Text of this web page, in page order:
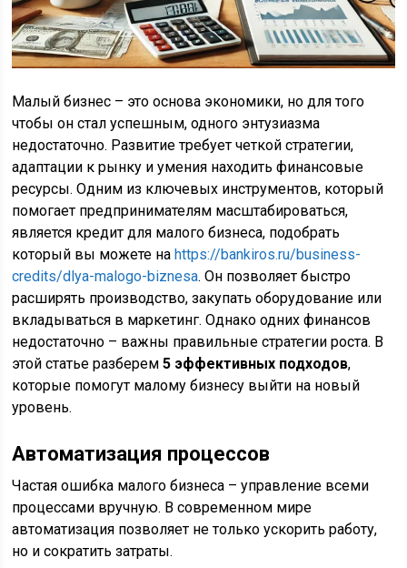
Малый бизнес – это основа экономики, но для того
чтобы он стал успешным, одного энтузиазма
недостаточно. Развитие требует четкой стратегии,
адаптации к рынку и умения находить финансовые
ресурсы. Одним из ключевых инструментов, который
помогает предпринимателям масштабироваться,
является кредит для малого бизнеса, подобрать
который вы можете наhttps://bankiros.ru/business-
credits/dlya-malogo-biznesa. Он позволяет быстро
расширять производство, закупать оборудование или
вкладываться в маркетинг. Однако одних финансов
недостаточно – важны правильные стратегии роста. В
этой статье разберем5 эффективных подходов,
которые помогут малому бизнесу выйти на новый
уровень.
Автоматизация процессов
Частая ошибка малого бизнеса – управление всеми
процессами вручную. В современном мире
автоматизация позволяет не только ускорить работу,
но и сократить затраты.